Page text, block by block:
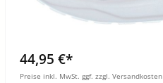
44,95 €*
Preise inkl. MwSt. ggf. zzgl. Versandkosten